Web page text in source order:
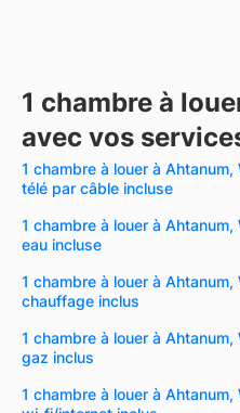
1 chambre à
avec vos
1 chambre à louer à Ahtanum,
télé par câble incluse
1 chambre à louer à Ahtanum,
eau incluse
1 chambre à louer à Ahtanum,
chauffage inclus
1 chambre à louer à Ahtanum,
gaz inclus
1 chambre à louer à Ahtanum,